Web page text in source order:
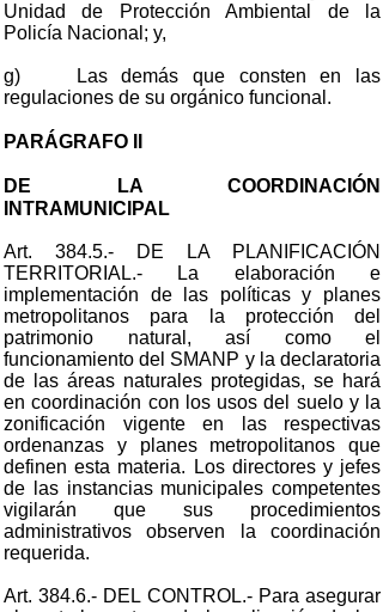
Unidad de Protección Ambiental de la
Policía Nacional; y,
g) Las demás que consten en las
regulaciones de su orgánico funcional.
PARÁGRAFO II
DE LA COORDINACIÓN
INTRAMUNICIPAL
Art. 384.5.- DE LA PLANIFICACIÓN
TERRITORIAL.- La elaboración e
implementación de las políticas y planes
metropolitanos para la protección del
patrimonio natural, así como el
funcionamiento del SMANP y la declaratoria
de las áreas naturales protegidas, se hará
en coordinación con los usos del suelo y la
zonificación vigente en las respectivas
ordenanzas y planes metropolitanos que
definen esta materia. Los directores y jefes
de las instancias municipales competentes
vigilarán que sus procedimientos
administrativos observen la coordinación
requerida.
Art. 384.6.- DEL CONTROL.- Para asegurar